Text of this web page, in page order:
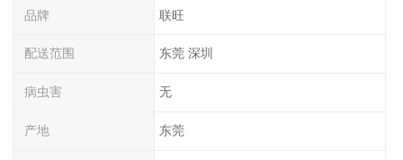
品牌 联旺
配送范围 东莞 深圳
病虫害 无
产地 东莞